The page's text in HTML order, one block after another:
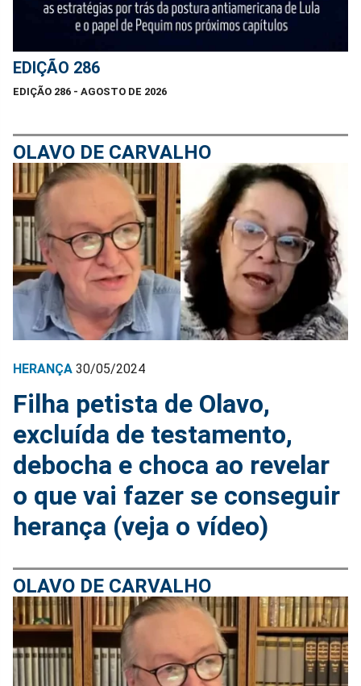
EDIÇÃO 286
EDIÇÃO 286 - AGOSTO DE 2026
OLAVO DE CARVALHO
HERANÇA 30/05/2024
Filha petista de Olavo,
excluída de testamento,
debocha e choca ao revelar
o que vai fazer se conseguir
herança (veja o vídeo)
OLAVO DE CARVALHO